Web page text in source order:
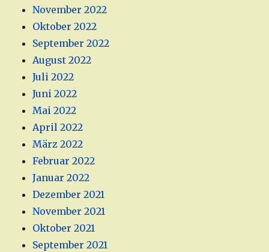
November 2022
Oktober 2022
September 2022
August 2022
Juli 2022
Juni 2022
Mai 2022
April 2022
März 2022
Februar 2022
Januar 2022
Dezember 2021
November 2021
Oktober 2021
September 2021